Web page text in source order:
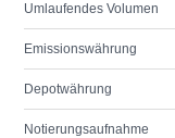
Umlaufendes Volumen
Emissionswährung
Depotwährung
Notierungsaufnahme